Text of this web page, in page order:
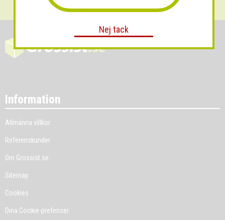
Information
Allmänna villkor
Referenskunder
Om Grossist.se
Sitemap
Cookies
Dina Cookie-prefenser
Nej tack